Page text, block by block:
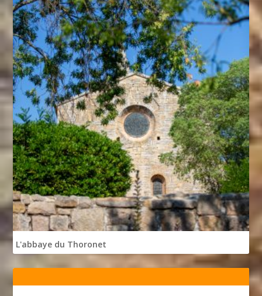
L'abbaye du Thoronet